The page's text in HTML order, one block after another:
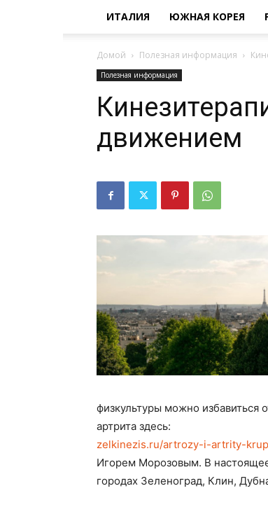
ИТАЛИЯ ЮЖНАЯ КОРЕЯ
Домой Полезная информация
Полезная информация
движением
физкультуры можно избавиться
артрита здесь:
zelkinezis.ru/artrozy-i-artrity-
Игорем Морозовым. В
городах Зеленоград, Клин,